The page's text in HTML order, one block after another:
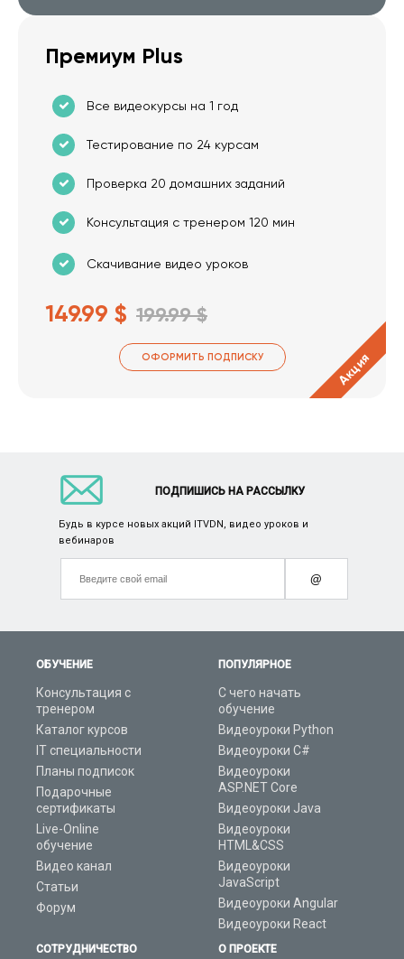
Премиум Plus
Все видеокурсы на 1 год
Тестирование по 24 курсам
Проверка 20 домашних заданий
Консультация с тренером 120 мин
Скачивание видео уроков
149.99 $ 199.99 $
ОФОРМИТЬ ПОДПИСКУ Акция
ОБУЧЕНИЕ
Консультация с
тренером
Каталог курсов
IT специальности
Планы подписок
Подарочные
сертификаты
Live-Online
обучение
Видео канал
Статьи
Форум
ПОПУЛЯРНОЕ
С чего начать
обучение
Видеоуроки Python
Видеоуроки C#
Видеоуроки
ASP.NET Core
Видеоуроки Java
Видеоуроки
HTML&CSS
Видеоуроки
JavaScript
Видеоуроки Angular
Видеоуроки React
СОТРУДНИЧЕСТВО О ПРОЕКТЕ
ПОДПИШИСЬ НА РАССЫЛКУ
Будь в курсе новых акций ITVDN, видео уроков и
вебинаров
@